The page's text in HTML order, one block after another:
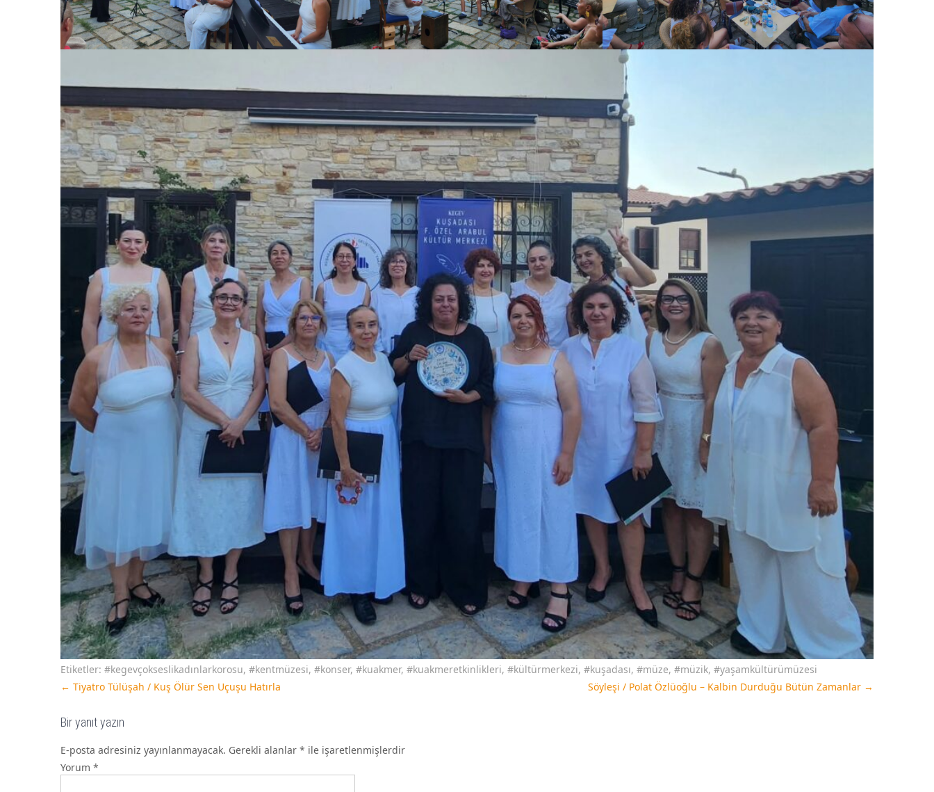
Etiketler: #kegevçokseslikadınlarkorosu, #kentmüzesi, #konser, #kuakmer, #kuakmeretkinlikleri, #kültürmerkezi, #kuşadası, #müze, #müzik, #yaşamkültürümüzesi
← Tiyatro Tülüşah / Kuş Ölür Sen Uçuşu Hatırla Söyleşi / Polat Özlüoğlu – Kalbin Durduğu Bütün Zamanlar →
Bir yanıt yazın
E-posta adresiniz yayınlanmayacak. Gerekli alanlar * ile işaretlenmişlerdir
Yorum *